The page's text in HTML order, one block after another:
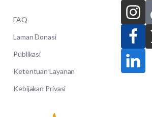
FAQ
Laman Donasi
Publikasi
Ketentuan Layanan
Kebijakan Privasi